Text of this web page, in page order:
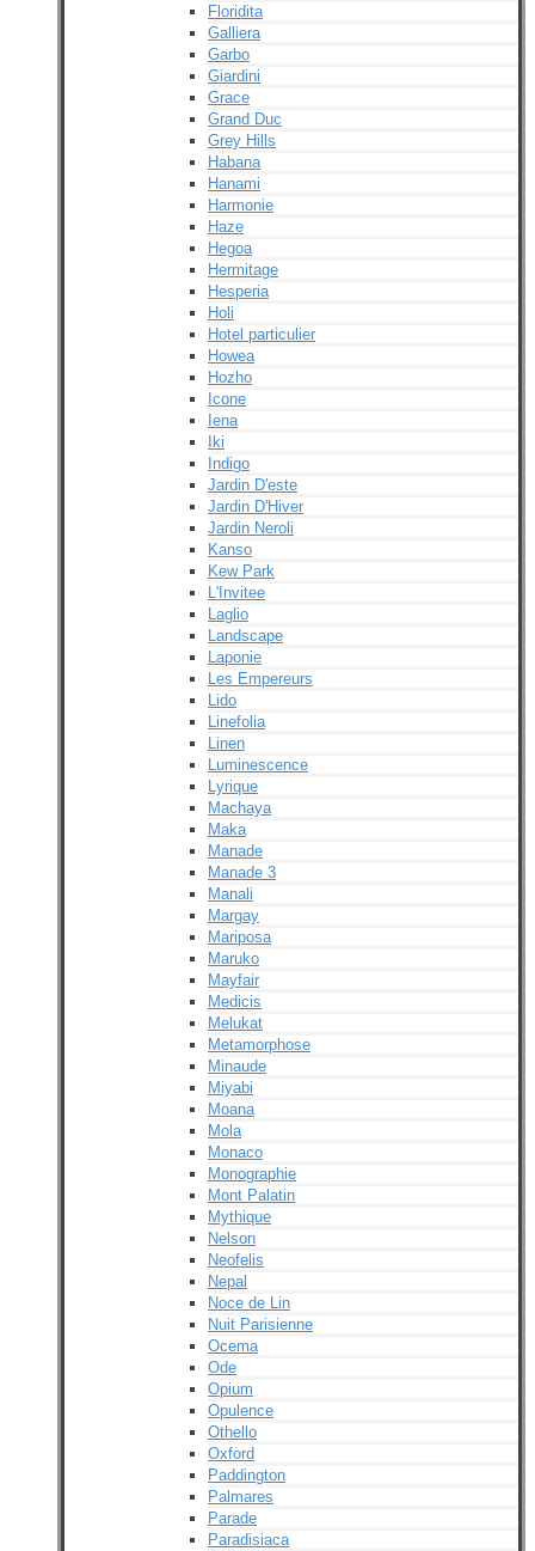
Floridita
Galliera
Garbo
Giardini
Grace
Grand Duc
Grey Hills
Habana
Hanami
Harmonie
Haze
Hegoa
Hermitage
Hesperia
Holi
Hotel particulier
Howea
Hozho
Icone
Iena
Iki
Indigo
Jardin D'este
Jardin D'Hiver
Jardin Neroli
Kanso
Kew Park
L'Invitee
Laglio
Landscape
Laponie
Les Empereurs
Lido
Linefolia
Linen
Luminescence
Lyrique
Machaya
Maka
Manade
Manade 3
Manali
Margay
Mariposa
Maruko
Mayfair
Medicis
Melukat
Metamorphose
Minaude
Miyabi
Moana
Mola
Monaco
Monographie
Mont Palatin
Mythique
Nelson
Neofelis
Nepal
Noce de Lin
Nuit Parisienne
Ocema
Ode
Opium
Opulence
Othello
Oxford
Paddington
Palmares
Parade
Paradisiaca